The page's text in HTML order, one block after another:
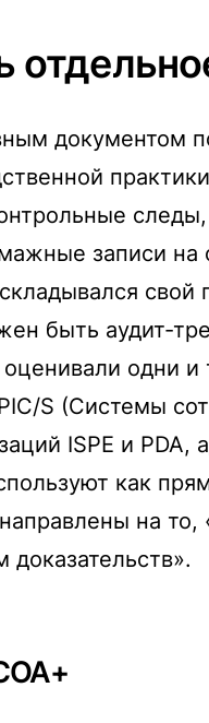
документом
записи
быть аудит-
одни
S (Системы
ISPE и
как
на